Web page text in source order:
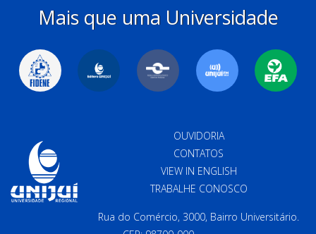
Mais que uma Universidade
OUVIDORIA
CONTATOS
VIEW IN ENGLISH
TRABALHE CONOSCO
Rua do Comércio, 3000, Bairro Universitário.